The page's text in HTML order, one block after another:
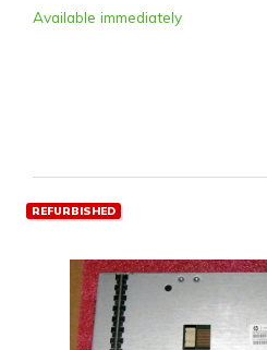
Available immediately
REFURBISHED